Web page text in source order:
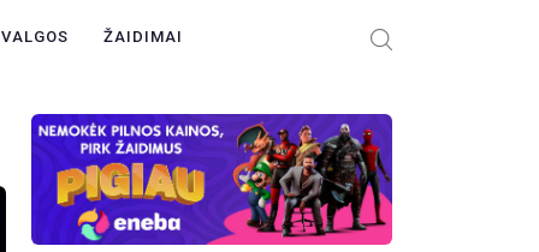
ŽAIDIMAI